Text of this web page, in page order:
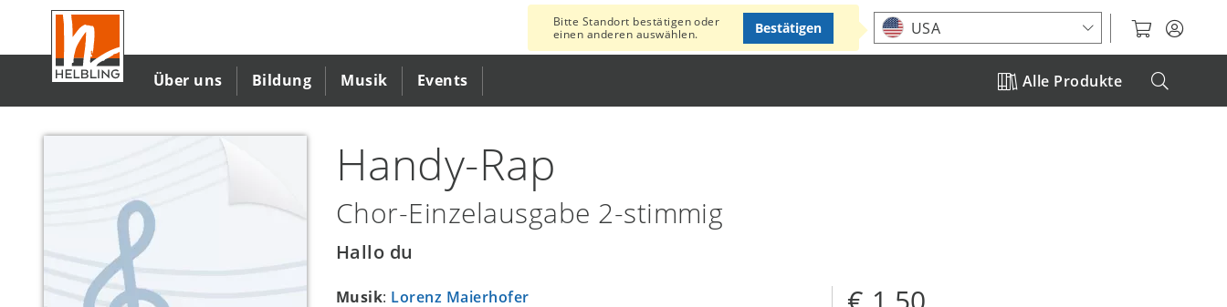
Inhalt
Standort auswählen
Über uns Bildung Musik Events Alle Produkte
Bitte Standort bestätigen oder
einen anderen auswählen.
USA
Bestätigen
Handy-Rap
Chor-Einzelausgabe 2-stimmig
Hallo du
Musik: Lorenz Maierhofer